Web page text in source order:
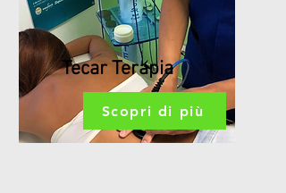
Tecar Terapia
Scopri di più